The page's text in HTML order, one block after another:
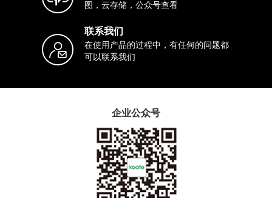
图，云存储，公众号查看
联系我们
在使用产品的过程中，有任何的问题都
可以联系我们
企业公众号